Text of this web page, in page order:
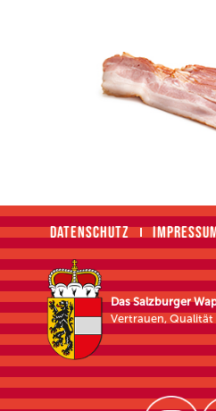
DATENSCHUTZ
Das Salzburger
Vertrauen,